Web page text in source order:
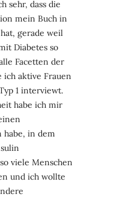
sehr, dass die
mein Buch in
gerade weil
Diabetes so
Facetten der
ich aktive Frauen
1 interviewt.
habe ich mir
habe, in dem
viele Menschen
und ich wollte